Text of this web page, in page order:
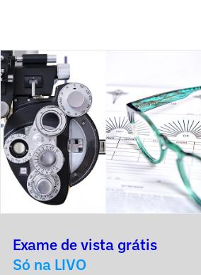
Exame de vista grátis
Só na LIVO